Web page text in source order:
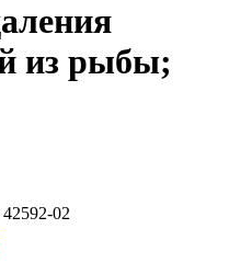
из рыбы;
02